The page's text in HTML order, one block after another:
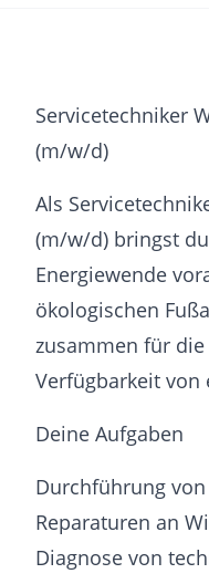
Servicetechniker
(m/w/d)
Als
(m/w/d) bringst
Energiewende
ökologischen
zusammen für
Verfügbarkeit von
Deine Aufgaben
Durchführung
Reparaturen an
Diagnose von